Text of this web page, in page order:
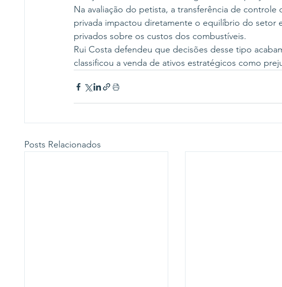
Na avaliação do petista, a transferência de controle
privada impactou diretamente o equilíbrio do setor
privados sobre os custos dos combustíveis.
Rui Costa defendeu que decisões desse tipo
classificou a venda de ativos estratégicos como
Posts Relacionados